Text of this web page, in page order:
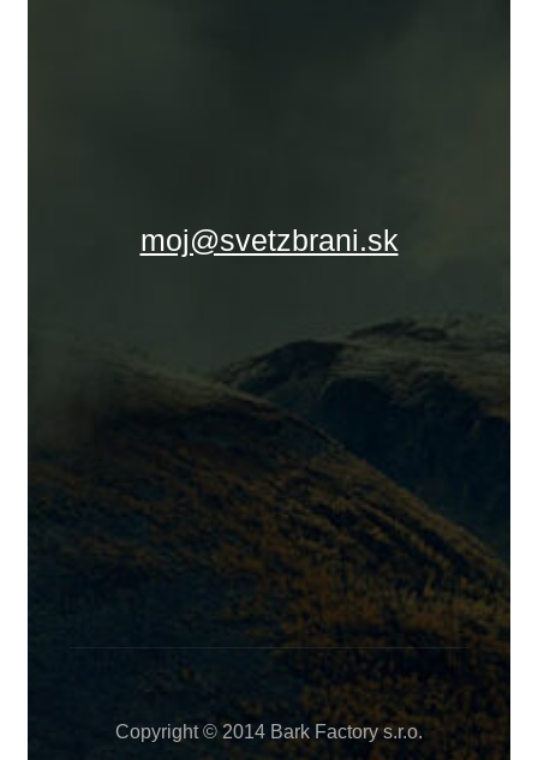
moj@svetzbrani.sk
Copyright © 2014 Bark Factory s.r.o.